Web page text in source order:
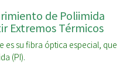
de Poliimida
Extremos Térmicos
es su fibra óptica especial, que
(PI).